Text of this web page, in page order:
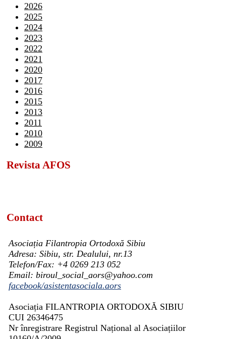
2026
2025
2024
2023
2022
2021
2020
2017
2016
2015
2013
2011
2010
2009
Revista AFOS
Contact
Asociația Filantropia Ortodoxă Sibiu
Adresa: Sibiu, str. Dealului, nr.13
Telefon/Fax: +4 0269 213 052
Email: biroul_social_aors@yahoo.com
facebook/asistentasociala.aors
Asociația FILANTROPIA ORTODOXĂ SIBIU
CUI 26346475
Nr înregistrare Registrul Național al Asociațiilor